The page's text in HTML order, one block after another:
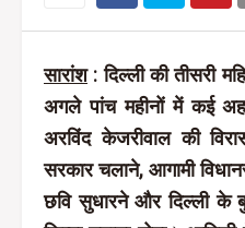
सारांश: दिल्ली की तीसरी
अगले पांच महीनों में कई
अरविंद केजरीवाल की
सरकार चलाने, आगामी
छवि सुधारने और दिल्ली के